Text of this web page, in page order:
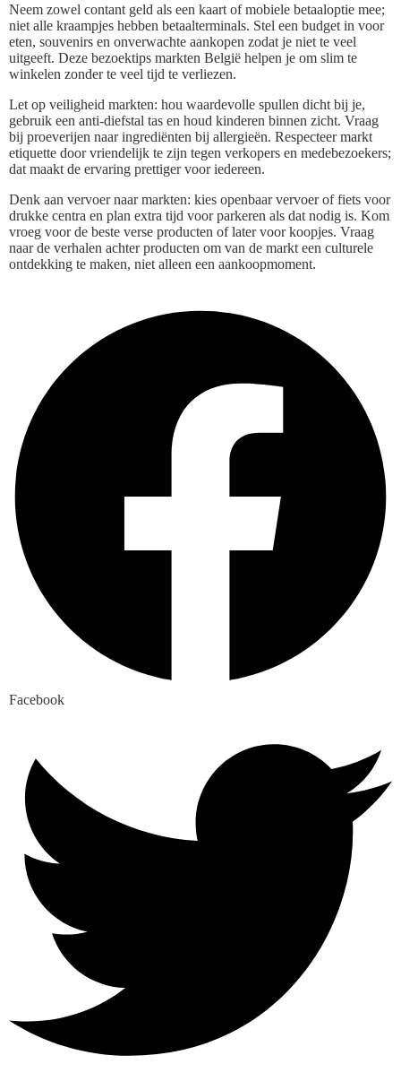
Neem zowel contant geld als een kaart of mobiele betaaloptie mee;
niet alle kraampjes hebben betaalterminals. Stel een budget in voor
eten, souvenirs en onverwachte aankopen zodat je niet te veel
uitgeeft. Deze bezoektips markten België helpen je om slim te
winkelen zonder te veel tijd te verliezen.
Let op veiligheid markten: hou waardevolle spullen dicht bij je,
gebruik een anti-diefstal tas en houd kinderen binnen zicht. Vraag
bij proeverijen naar ingrediënten bij allergieën. Respecteer markt
etiquette door vriendelijk te zijn tegen verkopers en medebezoekers;
dat maakt de ervaring prettiger voor iedereen.
Denk aan vervoer naar markten: kies openbaar vervoer of fiets voor
drukke centra en plan extra tijd voor parkeren als dat nodig is. Kom
vroeg voor de beste verse producten of later voor koopjes. Vraag
naar de verhalen achter producten om van de markt een culturele
ontdekking te maken, niet alleen een aankoopmoment.
Facebook